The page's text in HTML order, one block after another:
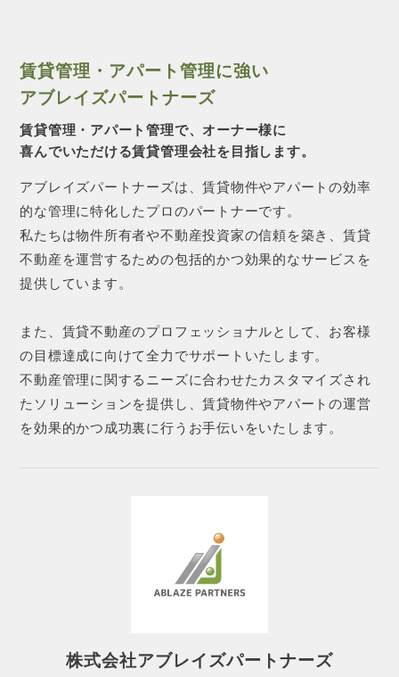
賃貸管理・アパート管理に強い
アブレイズパートナーズ
賃貸管理・アパート管理で、オーナー様に
喜んでいただける賃貸管理会社を目指します。
アブレイズパートナーズは、賃貸物件やアパートの効率
的な管理に特化したプロのパートナーです。
私たちは物件所有者や不動産投資家の信頼を築き、賃貸
不動産を運営するための包括的かつ効果的なサービスを
提供しています。
また、賃貸不動産のプロフェッショナルとして、お客様
の目標達成に向けて全力でサポートいたします。
不動産管理に関するニーズに合わせたカスタマイズされ
たソリューションを提供し、賃貸物件やアパートの運営
を効果的かつ成功裏に行うお手伝いをいたします。
株式会社アブレイズパートナーズ